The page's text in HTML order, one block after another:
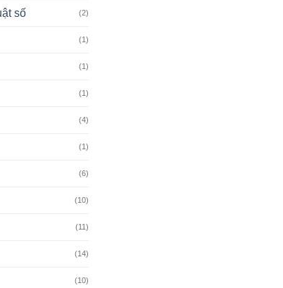
số (2)
(1)
(1)
(1)
(4)
(1)
(6)
(10)
(11)
(14)
(10)